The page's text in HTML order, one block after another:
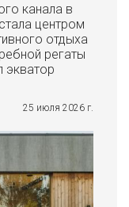
канала в
центром
отдыха
регаты
экватор
25 июля 2026 г.